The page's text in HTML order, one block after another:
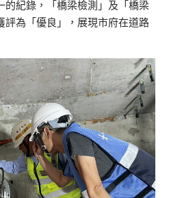
的紀錄，「橋梁檢測」及「橋梁
評為「優良」，展現市府在道路